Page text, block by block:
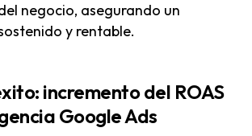
negocio, asegurando un
y rentable.
incremento del ROAS
Google Ads